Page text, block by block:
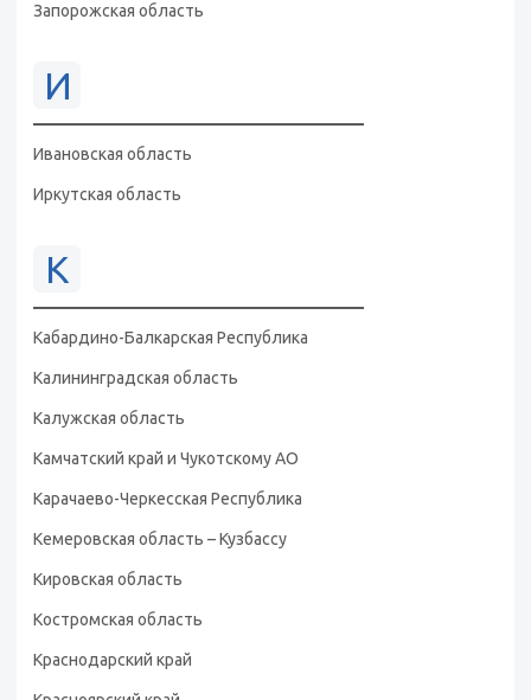
Запорожская область
И
Ивановская область
Иркутская область
К
Кабардино-Балкарская Республика
Калининградская область
Калужская область
Камчатский край и Чукотскому АО
Карачаево-Черкесская Республика
Кемеровская область – Кузбассу
Кировская область
Костромская область
Краснодарский край